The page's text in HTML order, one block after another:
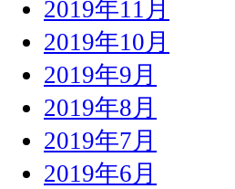
2019年11月
2019年10月
2019年9月
2019年8月
2019年7月
2019年6月